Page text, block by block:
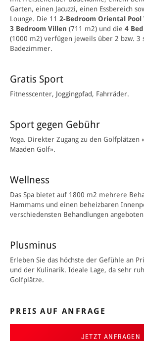
Garten, einen Jacuzzi, einen Essbereich
Lounge. Die 11 2-Bedroom Oriental Pool
3 Bedroom Villen (711 m2) und die 4
(1000 m2) verfügen jeweils über 2 bzw. 3
Badezimmer.
Gratis Sport
Fitnesscenter, Joggingpfad, Fahrräder.
Sport gegen Gebühr
Yoga. Direkter Zugang zu den Golfplätzen
Maaden Golf».
Wellness
Das Spa bietet auf 1800 m2 mehrere
Hammams und einen beheizbaren
verschiedensten Behandlungen
Plusminus
Erleben Sie das höchste der Gefühle an
und der Kulinarik. Ideale Lage, da sehr
Golfplätze.
PREIS AUF ANFRAGE
JETZT ANFRAGEN